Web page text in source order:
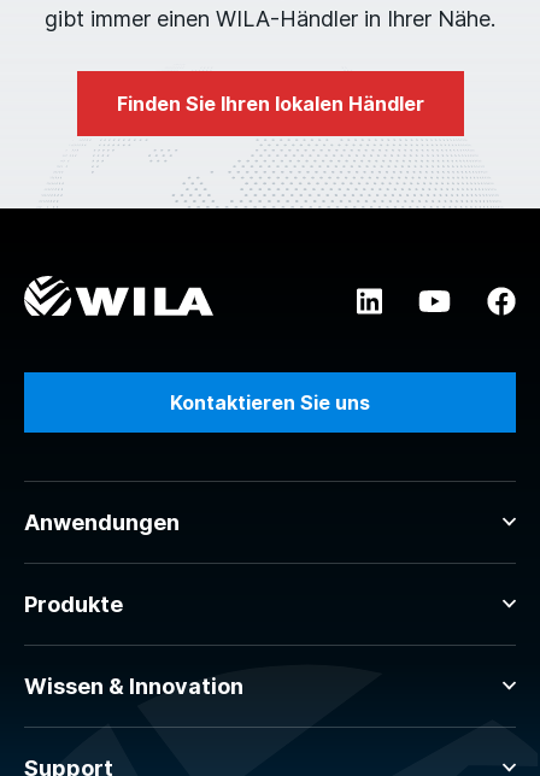
gibt immer einen WILA-Händler in Ihrer Nähe.
Finden Sie Ihren lokalen Händler
Kontaktieren Sie uns
Anwendungen
Produkte
Wissen & Innovation
Support